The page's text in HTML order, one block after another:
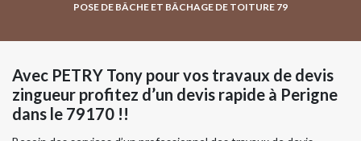
POSE DE BÂCHE ET BÂCHAGE DE TOITURE 79
Avec PETRY Tony pour vos travaux de devis
zingueur profitez d’un devis rapide à Perigne
dans le 79170 !!